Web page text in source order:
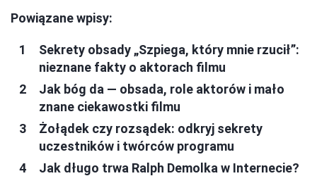
Powiązane wpisy:
Sekrety obsady „Szpiega, który mnie rzucił”:
nieznane fakty o aktorach filmu
Jak bóg da — obsada, role aktorów i mało
znane ciekawostki filmu
Żołądek czy rozsądek: odkryj sekrety
uczestników i twórców programu
Jak długo trwa Ralph Demolka w Internecie?